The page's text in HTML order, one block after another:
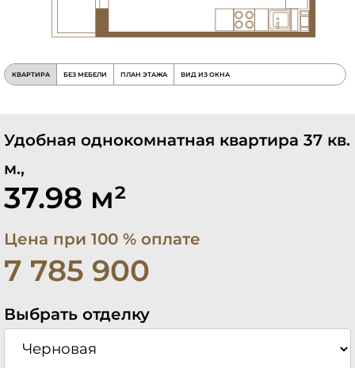
Удобная однокомнатная квартира 37 кв.
м.,
37.98 м²
Цена при 100 % оплате
7 785 900
Выбрать отделку
КВАРТИРА БЕЗ МЕБЕЛИ ПЛАН ЭТАЖА ВИД ИЗ ОКНА